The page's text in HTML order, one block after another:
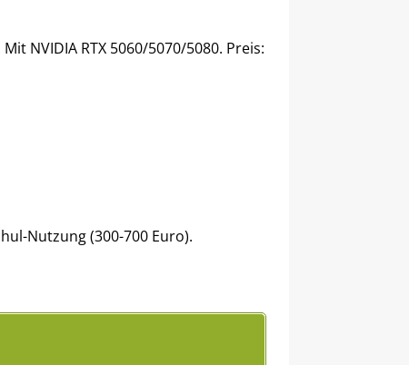
NVIDIA RTX 5060/5070/5080. Preis:
Nutzung (300-700 Euro).